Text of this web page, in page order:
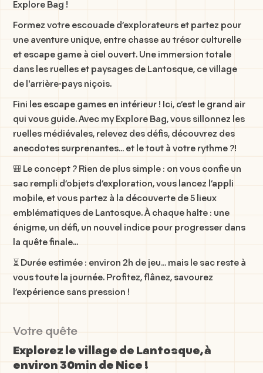
Explore Bag !
Formez votre escouade d’explorateurs et partez pour
une aventure unique, entre chasse au trésor culturelle
et escape game à ciel ouvert. Une immersion totale
dans les ruelles et paysages de Lantosque, ce village
de l'arrière-pays niçois.
Fini les escape games en intérieur ! Ici, c’est le grand air
qui vous guide. Avec my Explore Bag, vous sillonnez les
ruelles médiévales, relevez des défis, découvrez des
anecdotes surprenantes… et le tout à votre rythme ?!
🎒 Le concept ? Rien de plus simple : on vous confie un
sac rempli d’objets d’exploration, vous lancez l’appli
mobile, et vous partez à la découverte de5 lieux
emblématiques de Lantosque. À chaque halte : une
énigme, un défi, un nouvel indice pour progresser dans
la quête finale...
⏳ Durée estimée : environ 2h de jeu… mais le sac reste à
vous toute la journée. Profitez, flânez, savourez
l’expérience sans pression !
Votre quête
Explorez le village de Lantosque, à
environ 30min de Nice !